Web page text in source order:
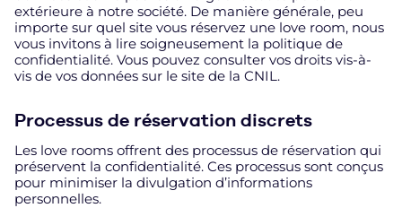
extérieure à notre société. De manière générale, peu
importe sur quel site vous réservez une love room, nous
vous invitons à lire soigneusement la politique de
confidentialité. Vous pouvez consulter vos droits vis-à-
vis de vos données sur le site de la CNIL.
Processus de réservation discrets
Les love rooms offrent des processus de réservation qui
préservent la confidentialité. Ces processus sont conçus
pour minimiser la divulgation d’informations
personnelles.